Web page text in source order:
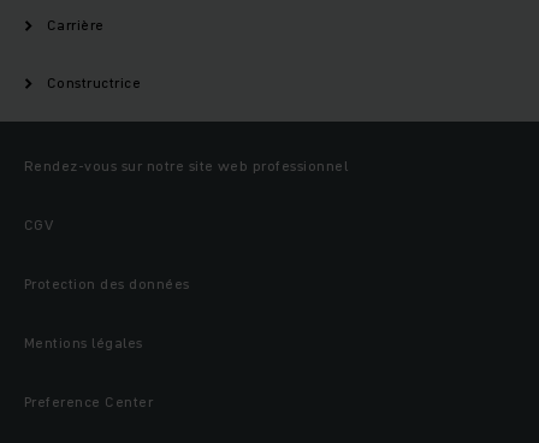
Carrière
Constructrice
Rendez-vous sur notre site web professionnel
CGV
Protection des données
Mentions légales
Preference Center